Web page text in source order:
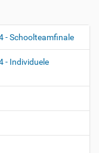
- Schoolteamfinale
- Individuele